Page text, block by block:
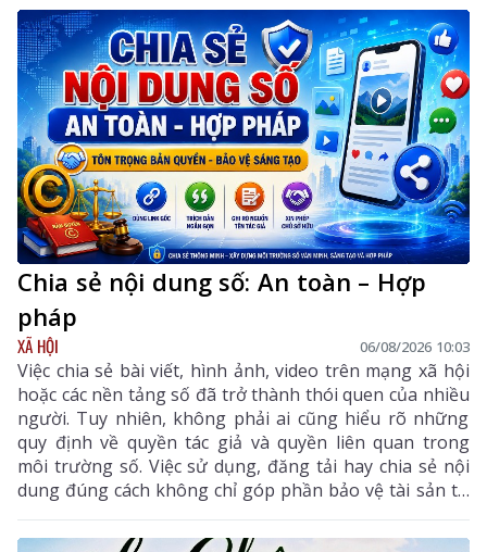
Chia sẻ nội dung số: An toàn – Hợp
pháp
XÃ HỘI 06/08/2026 10:03
Việc chia sẻ bài viết, hình ảnh, video trên mạng xã hội
hoặc các nền tảng số đã trở thành thói quen của nhiều
người. Tuy nhiên, không phải ai cũng hiểu rõ những
quy định về quyền tác giả và quyền liên quan trong
môi trường số. Việc sử dụng, đăng tải hay chia sẻ nội
dung đúng cách không chỉ góp phần bảo vệ tài sản trí
tuệ của tác giả, mà còn giúp mỗi cá nhân tránh những
vi phạm pháp luật khi tham gia không gian mạng.